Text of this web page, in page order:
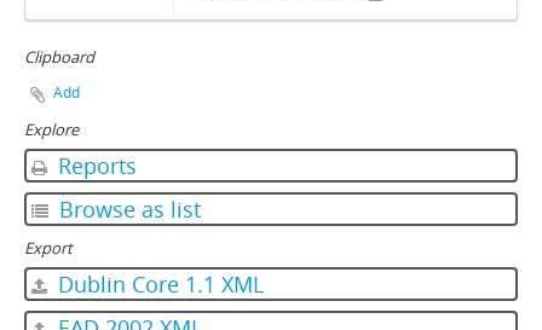
Clipboard
Add
Explore
Reports
Browse as list
Export
Dublin Core 1.1 XML